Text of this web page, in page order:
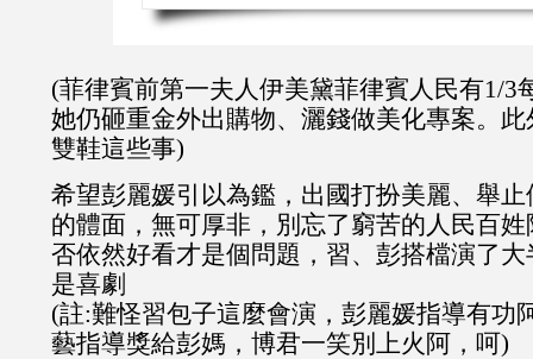
(菲律賓前第一夫人伊美黛菲律賓人民有1/3
她仍砸重金外出購物、灑錢做美化專案。
雙鞋這些事)
希望彭麗媛引以為鑑，出國打扮美麗、舉
的體面，無可厚非，別忘了窮苦的人民百
否依然好看才是個問題，習、彭搭檔演了
是喜劇
(註:難怪習包子這麼會演，彭麗媛指導有功
藝指導獎給彭媽，博君一笑別上火阿，呵)